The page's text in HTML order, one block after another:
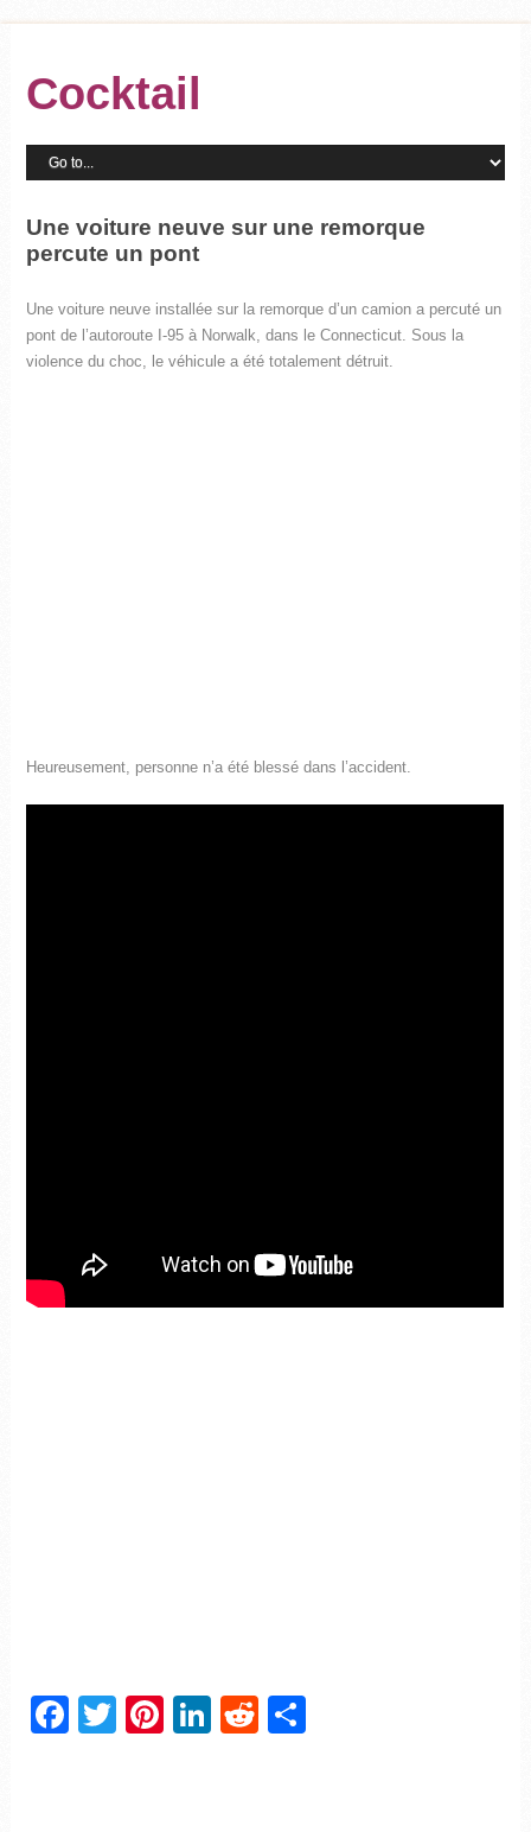
Cocktail
Une voiture neuve sur une remorque
percute un pont
Une voiture neuve installée sur la remorque d’un camion a percuté un
pont de l’autoroute I-95 à Norwalk, dans le Connecticut. Sous la
violence du choc, le véhicule a été totalement détruit.
Heureusement, personne n’a été blessé dans l’accident.
Facebook
TwitterPinterest
LinkedIn
Reddit